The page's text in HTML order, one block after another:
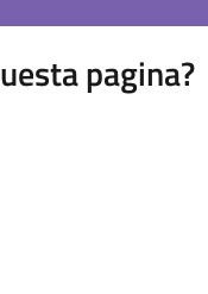
pagina?